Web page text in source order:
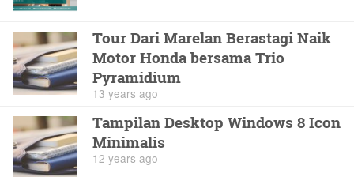
Tour Dari Marelan Berastagi Naik
Motor Honda bersama Trio
Pyramidium
13 years ago
Tampilan Desktop Windows 8 Icon
Minimalis
12 years ago